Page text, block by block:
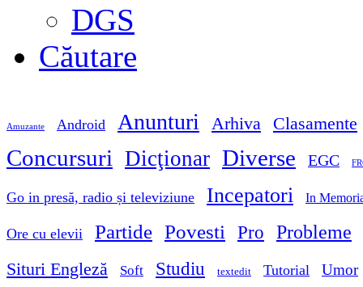
DGS
Căutare
Amuzante Android Anunturi Arhiva Clasamente
Concursuri Dicţionar Diverse EGC
Go in presă, radio și televiziune Incepatori In
Ore cu elevii Partide Povesti Pro Probleme
Situri Engleză Soft Studiu textedit Tutorial Umor